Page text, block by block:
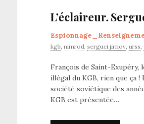
L’éclaireur.
kgb, nimrod, serguei jirnov, urss,
François de Saint-Exupéry,
illégal du KGB, rien que ça
société soviétique des
KGB est présentée…